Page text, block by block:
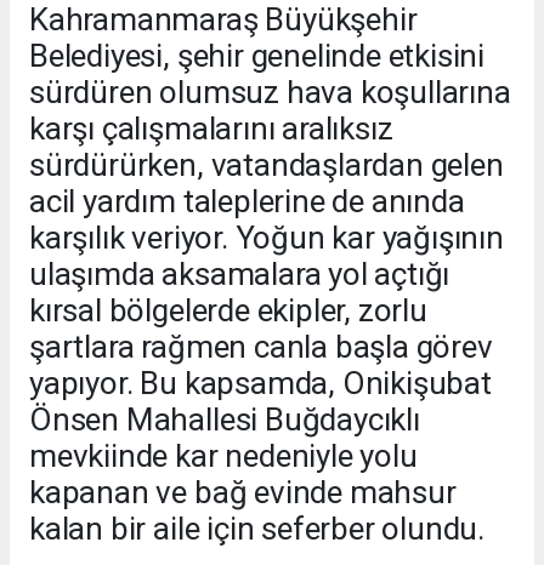
Kahramanmaraş Büyükşehir
Belediyesi, şehir genelinde etkisini
sürdüren olumsuz hava koşullarına
karşı çalışmalarını aralıksız
sürdürürken, vatandaşlardan gelen
acil yardım taleplerine de anında
karşılık veriyor. Yoğun kar yağışının
ulaşımda aksamalara yol açtığı
kırsal bölgelerde ekipler, zorlu
şartlara rağmen canla başla görev
yapıyor. Bu kapsamda, Onikişubat
Önsen Mahallesi Buğdaycıklı
mevkiinde kar nedeniyle yolu
kapanan ve bağ evinde mahsur
kalan bir aile için seferber olundu.